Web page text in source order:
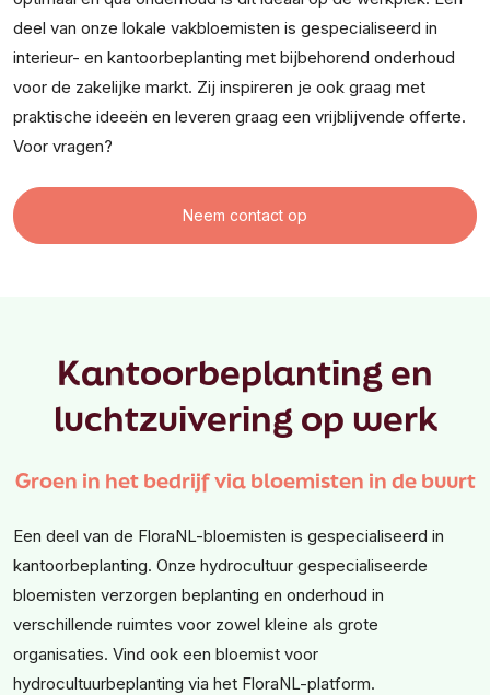
deel van onze lokale vakbloemisten is gespecialiseerd in
interieur- en kantoorbeplanting met bijbehorend onderhoud
voor de zakelijke markt. Zij inspireren je ook graag met
praktische ideeën en leveren graag een vrijblijvende offerte.
Voor vragen?
Neem contact op
Kantoorbeplanting en
luchtzuivering op werk
Groen in het bedrijf via bloemisten in de buurt
Een deel van de FloraNL-bloemisten is gespecialiseerd in
kantoorbeplanting. Onze hydrocultuur gespecialiseerde
bloemisten verzorgen beplanting en onderhoud in
verschillende ruimtes voor zowel kleine als grote
organisaties. Vind ook een bloemist voor
hydrocultuurbeplanting via het FloraNL-platform.